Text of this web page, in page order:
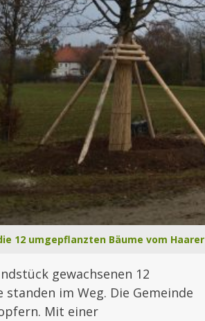
12 umgepflanzten Bäume vom
gewachsenen 12
standen im Weg. Die Gemeinde
Mit einer